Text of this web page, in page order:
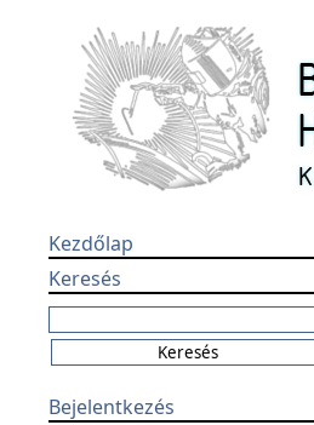
Kezdőlap
Keresés
Bejelentkezés